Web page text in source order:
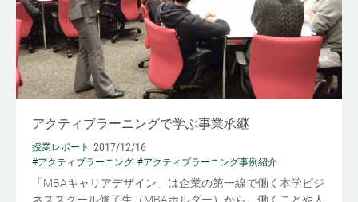
アクティブラーニングで学ぶ事業承継
授業レポート 2017/12/16
#アクティブラーニング #アクティブラーニング事例紹介
「MBAキャリアデザイン」は企業の第一線で働く本学ビジ